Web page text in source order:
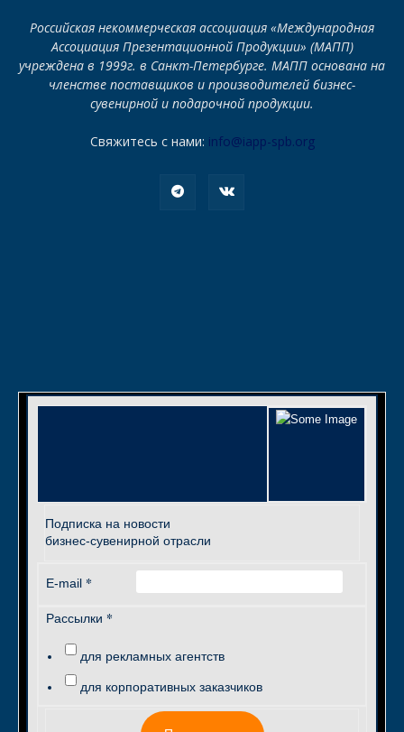
Российская некоммерческая ассоциация «Международная
Ассоциация Презентационной Продукции» (МАПП)
учреждена в 1999г. в Санкт-Петербурге. МАПП основана на
членстве поставщиков и производителей бизнес-
сувенирной и подарочной продукции.
Свяжитесь с нами: info@iapp-spb.org
Подписка на новости
бизнес-сувенирной отрасли
E-mail *
Рассылки *
для рекламных агентств
для корпоративных заказчиков